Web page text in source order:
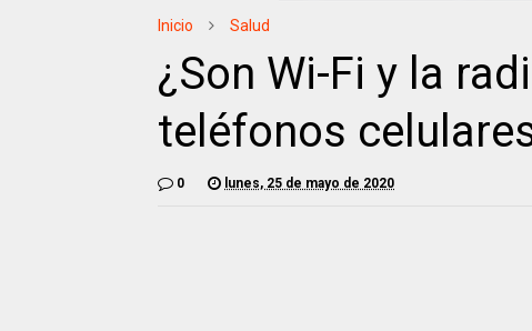
Inicio Salud
¿Son Wi-Fi y la
teléfonos
0 lunes, 25 de mayo de 2020